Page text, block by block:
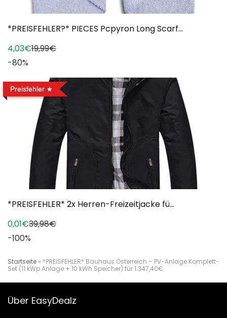
*PREISFEHLER?* PIECES Pcpyron Long Scarf...
4,03€19,99€
-80%
Preisfehler
*PREISFEHLER* 2x Herren-Freizeitjacke fü...
0,01€39,98€
-100%
Startseite » *PREISFEHLER* Bauhaus Österreich – PV-Anlage Komplett-
Set (11 kWp Anlage + 10 kWh Speicher) für 1.347,40€
Über EasyDealz